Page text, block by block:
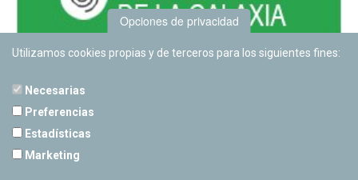
Opciones de privacidad
Utilizamos cookies propias y de terceros para los siguientes fines:
Necesarias
Preferencias
Estadísticas
Marketing